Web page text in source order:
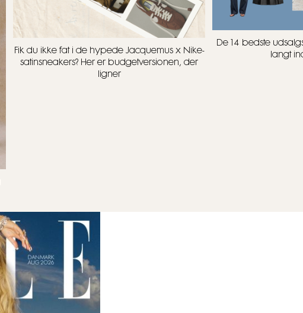
Fik du ikke fat i de hypede Jacquemus x Nike-
satinsneakers? Her er budgetversionen, der
ligner
De 14 bedste
langt